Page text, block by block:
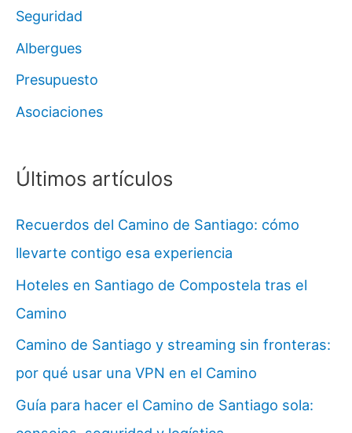
Seguridad
Albergues
Presupuesto
Asociaciones
Últimos artículos
Recuerdos del Camino de Santiago: cómo
llevarte contigo esa experiencia
Hoteles en Santiago de Compostela tras el
Camino
Camino de Santiago y streaming sin fronteras:
por qué usar una VPN en el Camino
Guía para hacer el Camino de Santiago sola: